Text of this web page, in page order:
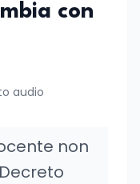
con
audio
non